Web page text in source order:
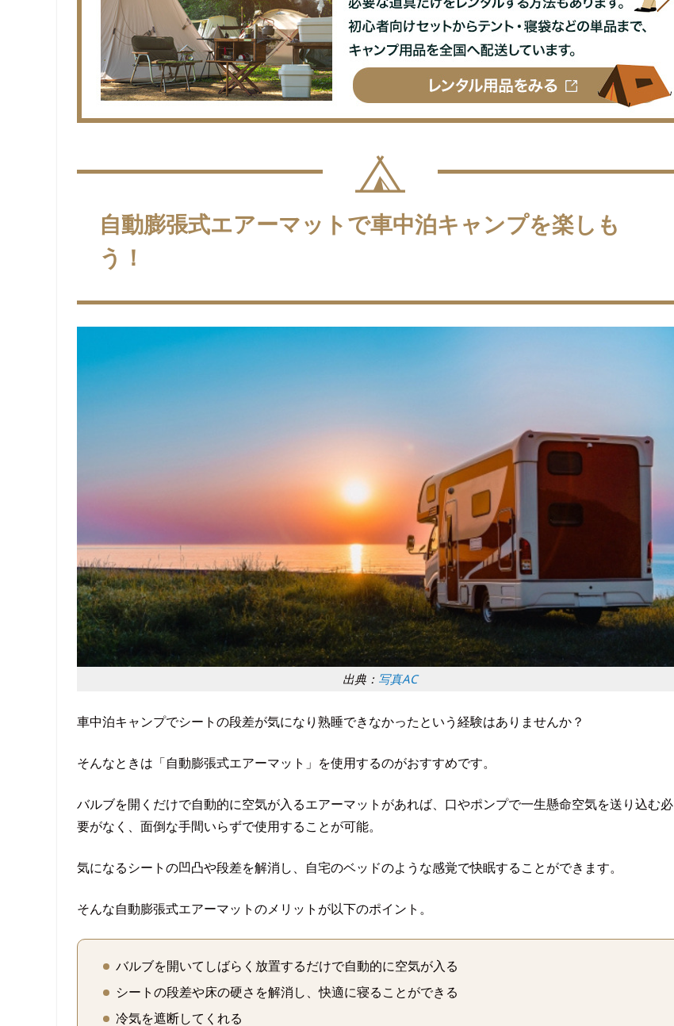
自動膨張式エアーマットで車中泊キャンプを楽しも
う！
出典： 写真AC
車中泊キャンプでシートの段差が気になり熟睡できなかったという経験はありませんか？
そんなときは「自動膨張式エアーマット」を使用するのがおすすめです。
バルブを開くだけで自動的に空気が入るエアーマットがあれば、口やポンプで一生懸命空気を送り込む必
要がなく、面倒な手間いらずで使用することが可能。
気になるシートの凹凸や段差を解消し、自宅のベッドのような感覚で快眠することができます。
そんな自動膨張式エアーマットのメリットが以下のポイント。
バルブを開いてしばらく放置するだけで自動的に空気が入る
シートの段差や床の硬さを解消し、快適に寝ることができる
冷気を遮断してくれる